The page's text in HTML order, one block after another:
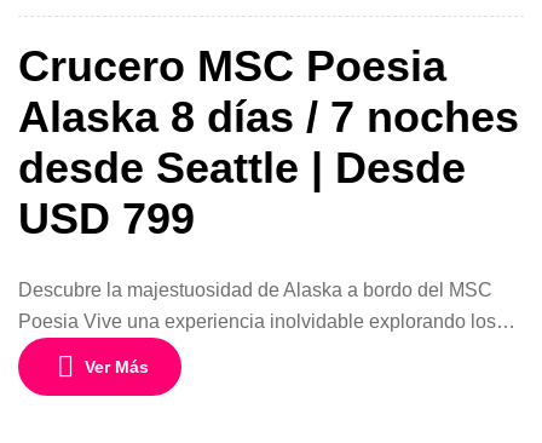
Crucero MSC Poesia
Alaska 8 días / 7 noches
desde Seattle | Desde
USD 799
Descubre la majestuosidad de Alaska a bordo del MSC
Poesia Vive una experiencia inolvidable explorando los
impresionantes paisajes de Alaska a bordo del elegante
MSC Poesia, un crucero diseñado para combinar confort,
Ver Más